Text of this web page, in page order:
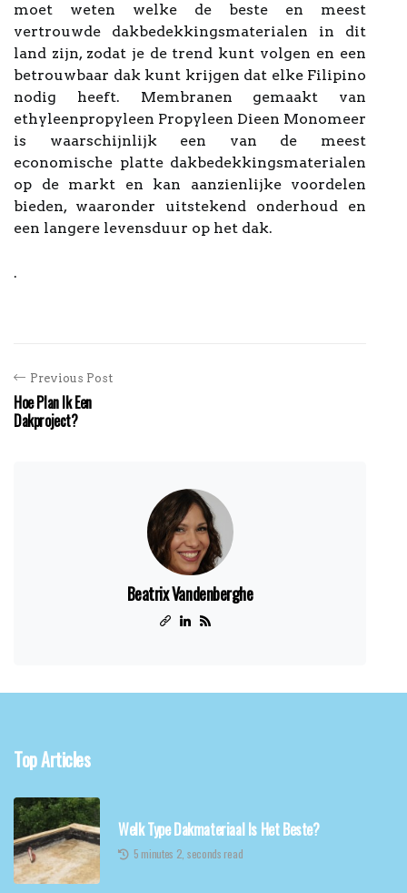
moet weten welke de beste en meest
vertrouwde dakbedekkingsmaterialen in dit
land zijn, zodat je de trend kunt volgen en een
betrouwbaar dak kunt krijgen dat elke Filipino
nodig heeft. Membranen gemaakt van
ethyleenpropyleen Propyleen Dieen Monomeer
is waarschijnlijk een van de meest
economische platte dakbedekkingsmaterialen
op de markt en kan aanzienlijke voordelen
bieden, waaronder uitstekend onderhoud en
een langere levensduur op het dak.
.
Previous Post
Hoe Plan Ik Een
Dakproject?
Beatrix Vandenberghe
Top Articles
Welk Type Dakmateriaal Is Het Beste?
5 minutes 2, seconds read